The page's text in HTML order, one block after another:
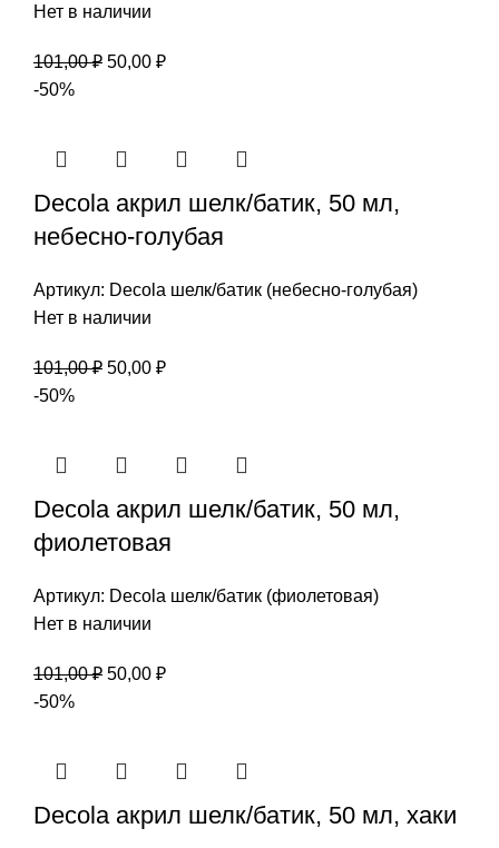
Нет в наличии
101,00₽ Первоначальная
50,00 ₽Текущая
-50%
Decola акрил шелк/батик, 50 мл,
небесно-голубая
Артикул: Decola шелк/батик (небесно-голубая)
Нет в наличии
101,00₽ Первоначальная
50,00 ₽Текущая
-50%
Decola акрил шелк/батик, 50 мл,
фиолетовая
Артикул: Decola шелк/батик (фиолетовая)
Нет в наличии
101,00₽ Первоначальная
50,00 ₽Текущая
-50%
Decola акрил шелк/батик, 50 мл, хаки